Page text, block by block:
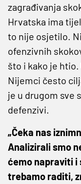
zagrađivanja
Hrvatska ima
to nije osjetilo.
ofenzivnih
što i kako je
Nijemci često
je u drugom sve
defenzivi.
„Čeka nas
Analizirali smo
ćemo napraviti i
trebamo raditi,